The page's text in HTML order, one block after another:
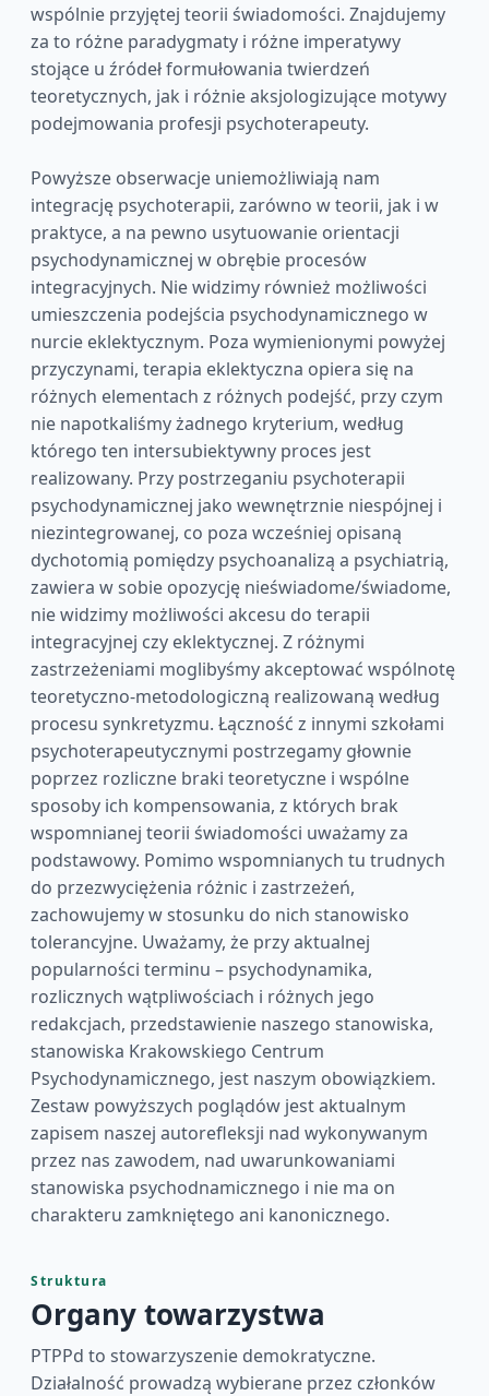
wspólnie przyjętej teorii świadomości. Znajdujemy
za to różne paradygmaty i różne imperatywy
stojące u źródeł formułowania twierdzeń
teoretycznych, jak i różnie aksjologizujące motywy
podejmowania profesji psychoterapeuty.
Powyższe obserwacje uniemożliwiają nam
integrację psychoterapii, zarówno w teorii, jak i w
praktyce, a na pewno usytuowanie orientacji
psychodynamicznej w obrębie procesów
integracyjnych. Nie widzimy również możliwości
umieszczenia podejścia psychodynamicznego w
nurcie eklektycznym. Poza wymienionymi powyżej
przyczynami, terapia eklektyczna opiera się na
różnych elementach z różnych podejść, przy czym
nie napotkaliśmy żadnego kryterium, według
którego ten intersubiektywny proces jest
realizowany. Przy postrzeganiu psychoterapii
psychodynamicznej jako wewnętrznie niespójnej i
niezintegrowanej, co poza wcześniej opisaną
dychotomią pomiędzy psychoanalizą a psychiatrią,
zawiera w sobie opozycję nieświadome/świadome,
nie widzimy możliwości akcesu do terapii
integracyjnej czy eklektycznej. Z różnymi
zastrzeżeniami moglibyśmy akceptować wspólnotę
teoretyczno-metodologiczną realizowaną według
procesu synkretyzmu. Łączność z innymi szkołami
psychoterapeutycznymi postrzegamy głownie
poprzez rozliczne braki teoretyczne i wspólne
sposoby ich kompensowania, z których brak
wspomnianej teorii świadomości uważamy za
podstawowy. Pomimo wspomnianych tu trudnych
do przezwyciężenia różnic i zastrzeżeń,
zachowujemy w stosunku do nich stanowisko
tolerancyjne. Uważamy, że przy aktualnej
popularności terminu – psychodynamika,
rozlicznych wątpliwościach i różnych jego
redakcjach, przedstawienie naszego stanowiska,
stanowiska Krakowskiego Centrum
Psychodynamicznego, jest naszym obowiązkiem.
Zestaw powyższych poglądów jest aktualnym
zapisem naszej autorefleksji nad wykonywanym
przez nas zawodem, nad uwarunkowaniami
stanowiska psychodnamicznego i nie ma on
charakteru zamkniętego ani kanonicznego.
Struktura
Organy towarzystwa
PTPPd to stowarzyszenie demokratyczne.
Działalność prowadzą wybierane przez członków